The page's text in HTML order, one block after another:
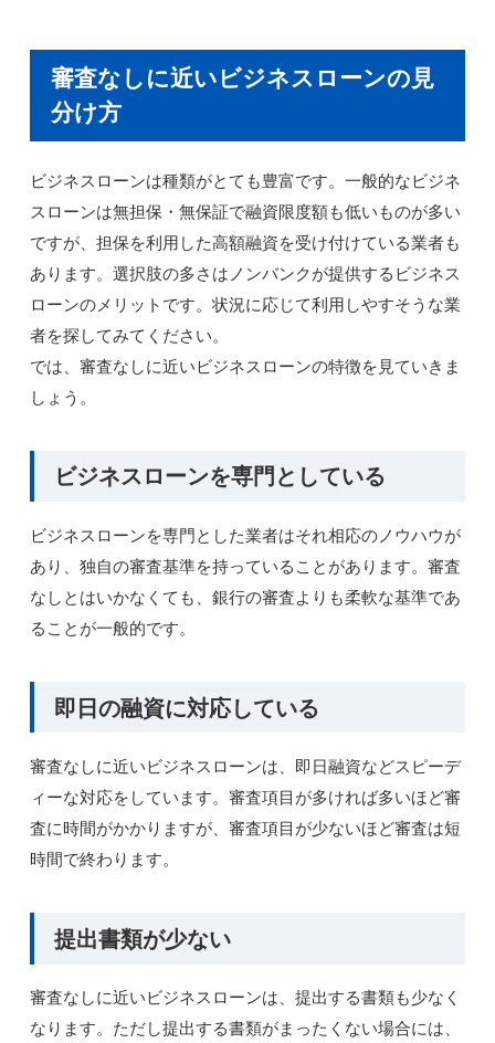
審査なしに近いビジネスローンの見
分け方
ビジネスローンは種類がとても豊富です。一般的なビジネ
スローンは無担保・無保証で融資限度額も低いものが多い
ですが、担保を利用した高額融資を受け付けている業者も
あります。選択肢の多さはノンバンクが提供するビジネス
ローンのメリットです。状況に応じて利用しやすそうな業
者を探してみてください。
では、審査なしに近いビジネスローンの特徴を見ていきま
しょう。
ビジネスローンを専門としている
ビジネスローンを専門とした業者はそれ相応のノウハウが
あり、独自の審査基準を持っていることがあります。審査
なしとはいかなくても、銀行の審査よりも柔軟な基準であ
ることが一般的です。
即日の融資に対応している
審査なしに近いビジネスローンは、即日融資などスピーデ
ィーな対応をしています。審査項目が多ければ多いほど審
査に時間がかかりますが、審査項目が少ないほど審査は短
時間で終わります。
提出書類が少ない
審査なしに近いビジネスローンは、提出する書類も少なく
なります。ただし提出する書類がまったくない場合には、